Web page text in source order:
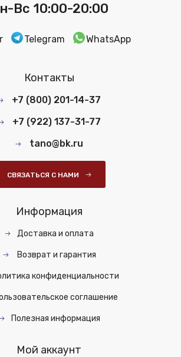
Вс 10:00-20:00
Telegram WhatsApp
Контакты
+7 (800) 201-14-37
+7 (922) 137-31-77
tano@bk.ru
СВЯЗАТЬСЯ С НАМИ
Информация
Доставка и оплата
Возврат и гарантия
конфиденциальности
соглашение
Полезная информация
Мой аккаунт